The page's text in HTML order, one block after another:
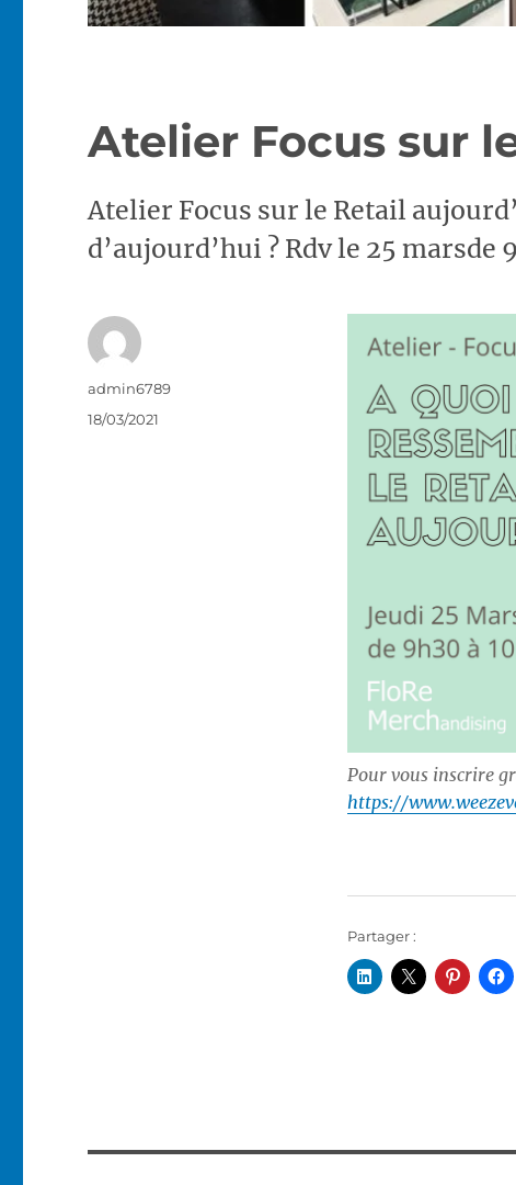
Atelier Focus sur
Atelier Focus sur le Retail
d’aujourd’hui ? Rdv le 25
Pour vous inscrire
https://
Partager :
Auteur
admin6789
Publié
18/03/2021